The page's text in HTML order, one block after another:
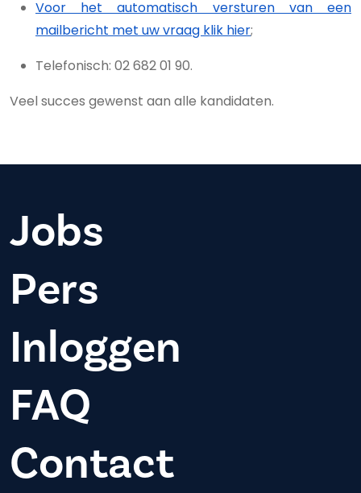
Voor het automatisch versturen van een
mailbericht met uw vraag klik hier;
Telefonisch: 02 682 01 90.
Veel succes gewenst aan alle kandidaten.
Jobs
Pers
Inloggen
FAQ
Contact